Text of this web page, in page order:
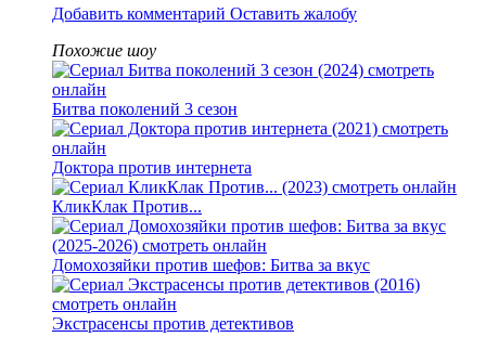
Добавить комментарий Оставить жалобу
Похожие шоу
Битва поколений 3 сезон
Доктора против интернета
КликКлак Против...
Домохозяйки против шефов: Битва за вкус
Экстрасенсы против детективов